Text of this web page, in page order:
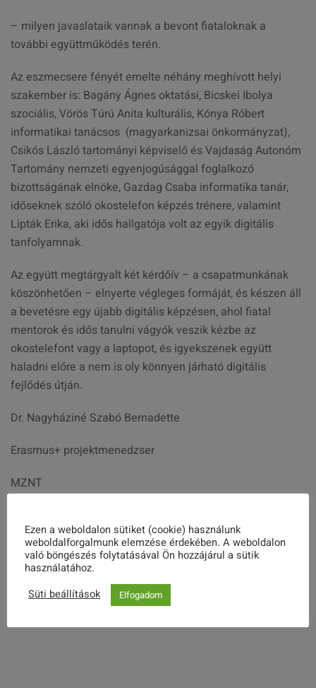
– milyen javaslataik vannak a bevont fiataloknak a
további együttműködés terén.
Az eszmecsere fényét emelte néhány meghívott helyi
szakember is: Bagány Ágnes oktatási, Bicskei Ibolya
szociális, Vörös Túrú Anita kulturális, Kónya Róbert
informatikai tanácsos (magyarkanizsai önkormányzat),
Csikós László tartományi képviselő és Vajdaság Autonóm
Tartomány nemzeti egyenjogúsággal foglalkozó
bizottságának elnöke, Gazdag Csaba informatika tanár,
időseknek szóló okostelefon képzés trénere, valamint
Lipták Erika, aki idős hallgatója volt az egyik digitális
tanfolyamnak.
Az együtt megtárgyalt két kérdőív – a csapatmunkának
köszönhetően – elnyerte végleges formáját, és készen áll
a bevetésre egy újabb digitális képzésen, ahol fiatal
mentorok és idős tanulni vágyók veszik kézbe az
okostelefont vagy a laptopot, és igyekszenek együtt
haladni előre a nem is oly könnyen járható digitális
fejlődés útján.
Dr. Nagyháziné Szabó Bernadette
Erasmus+ projektmenedzser
MZNT
Ezen a weboldalon sütiket (cookie) használunk
weboldalforgalmunk elemzése érdekében. A weboldalon
való böngészés folytatásával Ön hozzájárul a sütik
használatához.
Süti beállítások
Elfogadom